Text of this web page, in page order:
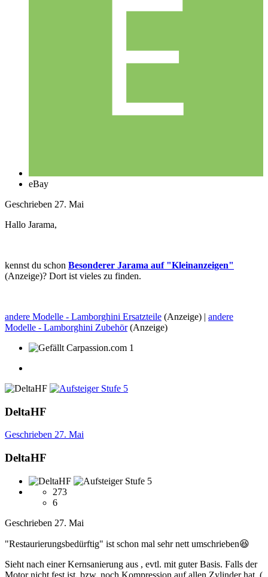
eBay
Geschrieben 27. Mai
Hallo Jarama,
kennst du schon Besonderer Jarama auf "Kleinanzeigen"
(Anzeige)? Dort ist vieles zu finden.
andere Modelle - Lamborghini Ersatzteile (Anzeige) | andere
Modelle - Lamborghini Zubehör(Anzeige)
1
DeltaHF
Geschrieben 27. Mai
DeltaHF
273
6
Geschrieben 27. Mai
"Restaurierungsbedürftig" ist schon mal sehr nett umschrieben😆
Sieht nach einer Kernsanierung aus , evtl. mit guter Basis. Falls der
Motor nicht fest ist, bzw. noch Kompression auf allen Zylinder hat (